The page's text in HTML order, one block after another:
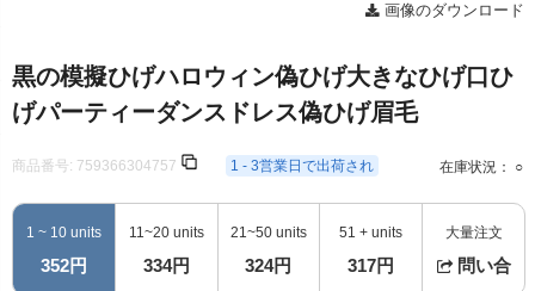
画像のダウンロード
黒の模擬ひげハロウィン偽ひげ大きなひげ口ひ
げパーティーダンスドレス偽ひげ眉毛
商品番号: 759366304757 1 - 3営業日で出荷され 在庫状況： ○
1 ~ 10 units
352円
11~20 units
334円
21~50 units
324円
51 + units
317円
大量注文
問い合